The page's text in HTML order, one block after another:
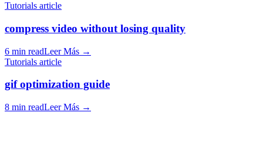
Tutorials article
compress video without losing quality
6 min readLeer Más →
Tutorials article
gif optimization guide
8 min readLeer Más →